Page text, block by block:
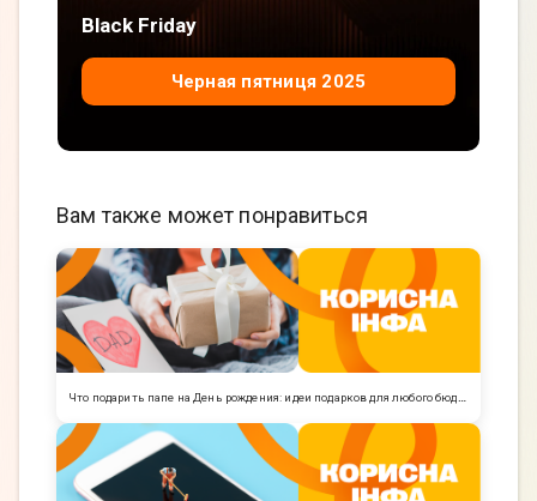
Black Friday
Черная пятниця 2025
Вам также может понравиться